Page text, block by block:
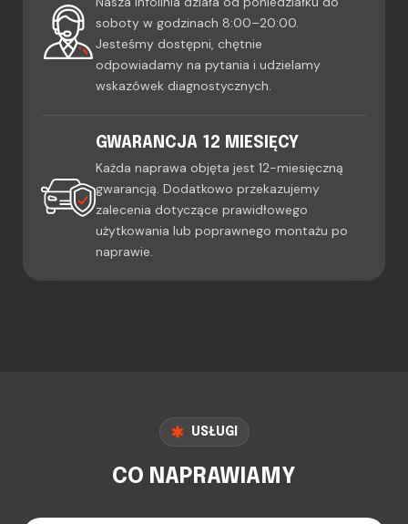
soboty w godzinach 8:00–20:00.
Jesteśmy dostępni, chętnie
odpowiadamy na pytania i udzielamy
wskazówek diagnostycznych.
GWARANCJA 12 MIESIĘCY
Każda naprawa objęta jest 12-miesięczną
gwarancją. Dodatkowo przekazujemy
zalecenia dotyczące prawidłowego
użytkowania lub poprawnego montażu po
naprawie.
USŁUGI
CO NAPRAWIAMY